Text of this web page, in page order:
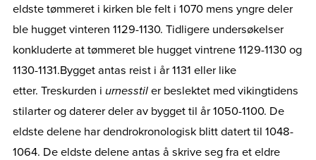
eldste tømmeret i kirken ble felt i 1070 mens yngre deler
ble hugget vinteren 1129-1130. Tidligere undersøkelser
konkluderte at tømmeret ble hugget vintrene 1129-1130 og
1130-1131.Bygget antas reist i år 1131 eller like
etter. Treskurden i urnesstiler beslektet med vikingtidens
stilarter og daterer deler av bygget til år 1050-1100. De
eldste delene har dendrokronologisk blitt datert til 1048-
1064. De eldste delene antas å skrive seg fra et eldre